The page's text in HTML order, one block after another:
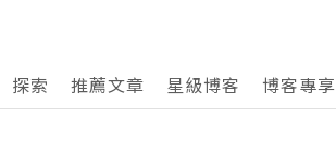
探索 推薦文章 星級博客 博客專享